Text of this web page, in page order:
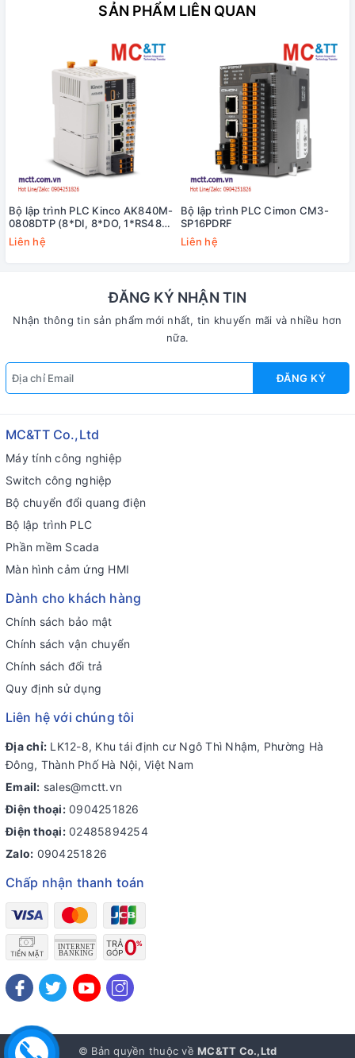
SẢN PHẨM LIÊN QUAN
Bộ lập trình PLC Kinco AK840M-
0808DTP (8*DI, 8*DO, 1*RS485,
2*Ethernet, 1*EtherCAT)
Liên hệ
Bộ lập trình PLC Cimon CM3-
SP16PDRF
Liên hệ
ĐĂNG KÝ NHẬN TIN
Nhận thông tin sản phẩm mới nhất, tin khuyến mãi và nhiều hơn
nữa.
ĐĂNG KÝ
MC&TT Co.,Ltd
Máy tính công nghiệp
Switch công nghiệp
Bộ chuyển đổi quang điện
Bộ lập trình PLC
Phần mềm Scada
Màn hình cảm ứng HMI
Dành cho khách hàng
Chính sách bảo mật
Chính sách vận chuyển
Chính sách đổi trả
Quy định sử dụng
Liên hệ với chúng tôi
Địa chỉ: LK12-8, Khu tái định cư Ngô Thì Nhậm, Phường Hà
Đông, Thành Phố Hà Nội, Việt Nam
Email: sales@mctt.vn
Điện thoại: 0904251826
Điện thoại: 02485894254
Zalo: 0904251826
Chấp nhận thanh toán
© Bản quyền thuộc về MC&TT Co.,Ltd